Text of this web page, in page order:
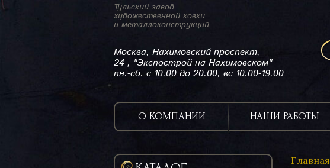
Тульский завод
художественной ковки
и металлоконструкций
Москва, Нахимовский проспект,
24 , "Экспострой на Нахимовском"
пн.-сб. с 10.00 до 20.00, вс 10.00-19.00
О КОМПАНИИ НАШИ РАБОТЫ
Главная